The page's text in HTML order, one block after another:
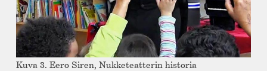
Kuva 3. Eero Siren, Nukketeatterin historia